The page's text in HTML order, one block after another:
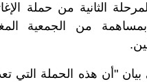
الثانية من حملة
بمساهمة من الجمعية
"أن هذه الحملة التي